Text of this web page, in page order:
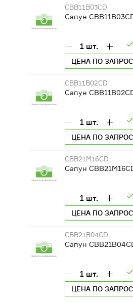
CBB11B03CD
Сапун
1 шт.
ЦЕНА ПО
CBB11B02CD
Сапун
1 шт.
ЦЕНА ПО
CBB21M16CD
Сапун
1 шт.
ЦЕНА ПО
CBB21B04CD
Сапун
1 шт.
ЦЕНА ПО